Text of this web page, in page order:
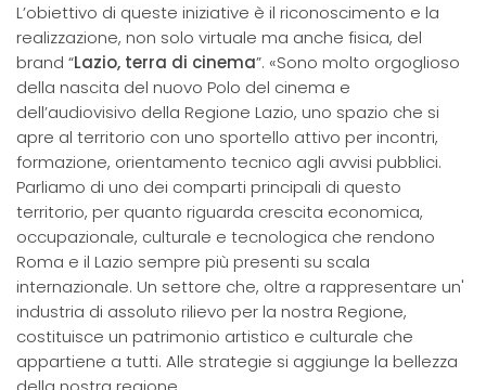
L’obiettivo di queste iniziative è il riconoscimento e la
realizzazione, non solo virtuale ma anche fisica, del
brand “Lazio, terra di cinema”. «Sono molto orgoglioso
della nascita del nuovo Polo del cinema e
dell’audiovisivo della Regione Lazio, uno spazio che si
apre al territorio con uno sportello attivo per incontri,
formazione, orientamento tecnico agli avvisi pubblici.
Parliamo di uno dei comparti principali di questo
territorio, per quanto riguarda crescita economica,
occupazionale, culturale e tecnologica che rendono
Roma e il Lazio sempre più presenti su scala
internazionale. Un settore che, oltre a rappresentare un'
industria di assoluto rilievo per la nostra Regione,
costituisce un patrimonio artistico e culturale che
appartiene a tutti. Alle strategie si aggiunge la bellezza